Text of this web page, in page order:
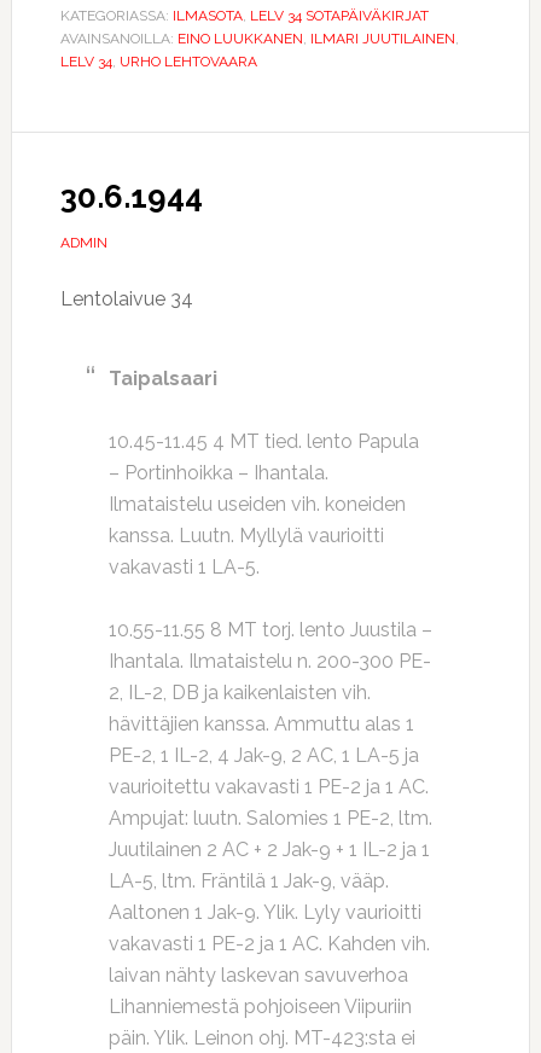
KATEGORIASSA: ILMASOTA, LELV 34 SOTAPÄIVÄKIRJAT
AVAINSANOILLA: EINO LUUKKANEN, ILMARI JUUTILAINEN,
LELV 34, URHO LEHTOVAARA
30.6.1944
ADMIN
Lentolaivue 34
Taipalsaari
10.45-11.45 4 MT tied. lento Papula
– Portinhoikka – Ihantala.
Ilmataistelu useiden vih. koneiden
kanssa. Luutn. Myllylä vaurioitti
vakavasti 1 LA-5.
10.55-11.55 8 MT torj. lento Juustila –
Ihantala. Ilmataistelu n. 200-300 PE-
2, IL-2, DB ja kaikenlaisten vih.
hävittäjien kanssa. Ammuttu alas 1
PE-2, 1 IL-2, 4 Jak-9, 2 AC, 1 LA-5 ja
vaurioitettu vakavasti 1 PE-2 ja 1 AC.
Ampujat: luutn. Salomies 1 PE-2, ltm.
Juutilainen 2 AC + 2 Jak-9 + 1 IL-2 ja 1
LA-5, ltm. Fräntilä 1 Jak-9, vääp.
Aaltonen 1 Jak-9. Ylik. Lyly vaurioitti
vakavasti 1 PE-2 ja 1 AC. Kahden vih.
laivan nähty laskevan savuverhoa
Lihanniemestä pohjoiseen Viipuriin
päin. Ylik. Leinon ohj. MT-423:sta ei